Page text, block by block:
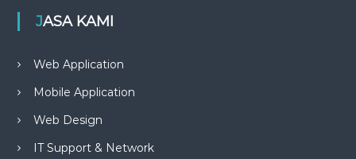
JASA KAMI
Web Application
Mobile Application
Web Design
IT Support & Network